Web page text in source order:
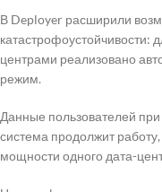
В Deployer расширили
катастрофоустойчивости:
центрами реализовано
режим.
Данные пользователей
система продолжит
мощности одного дата-